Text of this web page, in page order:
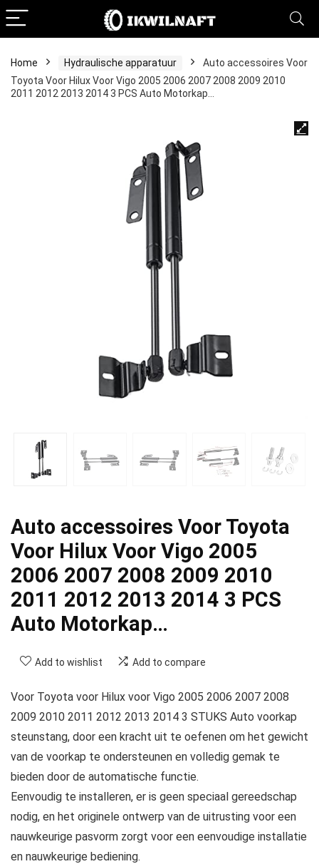
Home Hydraulische apparatuur
Auto accessoires Voor
Toyota Voor Hilux Voor Vigo 2005 2006 2007 2008 2009 2010
2011 2012 2013 2014 3 PCS Auto Motorkap…
Auto accessoires Voor Toyota
Voor Hilux Voor Vigo 2005
2006 2007 2008 2009 2010
2011 2012 2013 2014 3 PCS
Auto Motorkap…
Add to wishlist Add to compare
Voor Toyota voor Hilux voor Vigo 2005 2006 2007 2008
2009 2010 2011 2012 2013 2014 3 STUKS Auto voorkap
steunstang, door een kracht uit te oefenen om het gewicht
van de voorkap te ondersteunen en volledig gemak te
bieden door de automatische functie.
Eenvoudig te installeren, er is geen speciaal gereedschap
nodig, en het originele ontwerp van de uitrusting voor een
nauwkeurige pasvorm zorgt voor een eenvoudige installatie
en nauwkeurige bediening.